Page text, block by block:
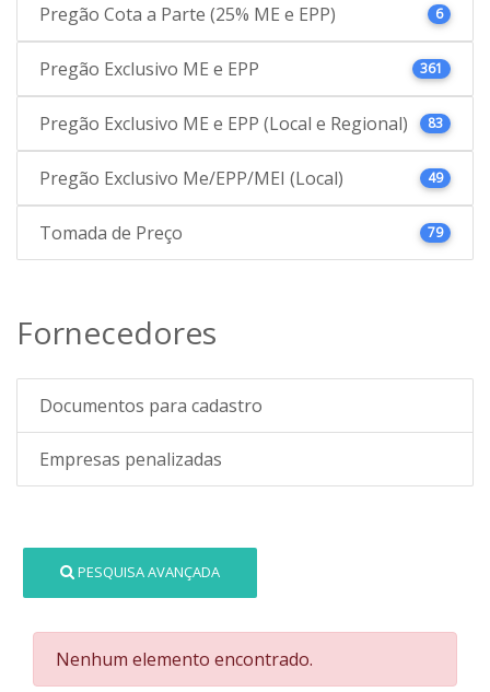
Pregão Cota a Parte (25% ME e EPP) 6
Pregão Exclusivo ME e EPP 361
Pregão Exclusivo ME e EPP (Local e Regional) 83
Pregão Exclusivo Me/EPP/MEI (Local) 49
Tomada de Preço 79
Fornecedores
Documentos para cadastro
Empresas penalizadas
PESQUISA AVANÇADA
Nenhum elemento encontrado.